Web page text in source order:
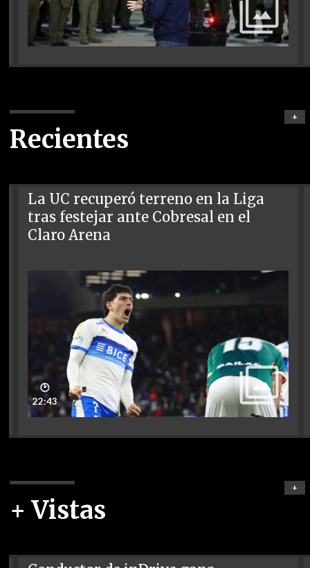
Recientes
+
La UC recuperó terreno en la Liga
tras festejar ante Cobresal en el
Claro Arena
🕑
22:43
+ Vistas
+